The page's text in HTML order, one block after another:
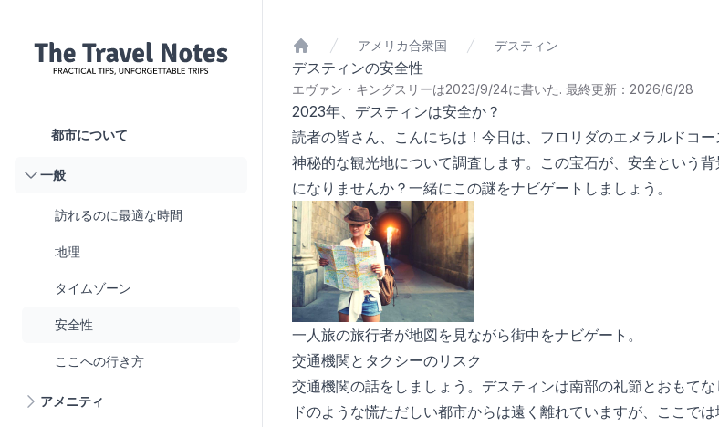
都市について
一般
訪れるのに最適な時間
地理
タイムゾーン
安全性
ここへの行き方
アメニティ
ホーム
アメリカ合衆国 デスティン
デスティンの安全性
エヴァン・キングスリーは2023/9/24に書いた. 最終更新：2026/6/28
2023年、デスティンは安全か？
読者の皆さん、こんにちは！今日は、フロリダのエメラルドコ
神秘的な観光地について調査します。この宝石が、安全という
になりませんか？一緒にこの謎をナビゲートしましょう。
一人旅の旅行者が地図を見ながら街中をナビゲート。
交通機関とタクシーのリスク
交通機関の話をしましょう。デスティンは南部の礼節とおもて
ドのような慌ただしい都市からは遠く離れていますが、ここで